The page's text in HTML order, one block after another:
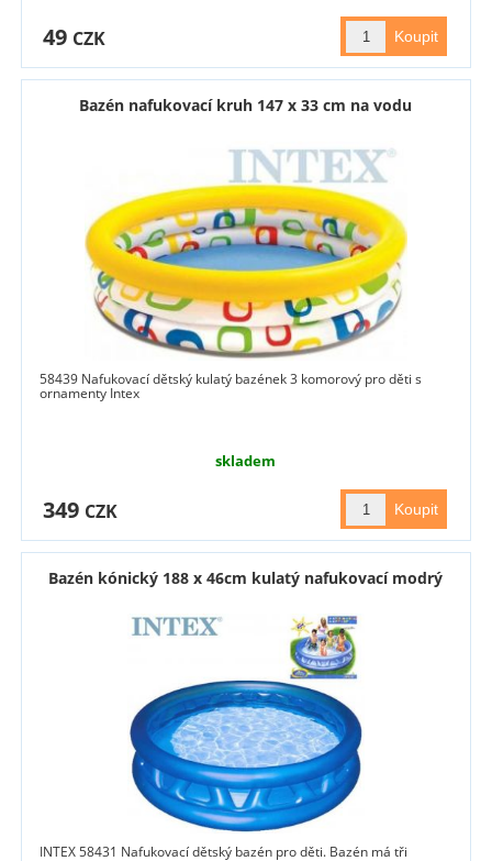
49 CZK
Bazén nafukovací kruh 147 x 33 cm na vodu
58439 Nafukovací dětský kulatý bazének 3 komorový pro děti s
ornamenty Intex
skladem
349 CZK
Bazén kónický 188 x 46cm kulatý nafukovací modrý
INTEX 58431 Nafukovací dětský bazén pro děti. Bazén má tři